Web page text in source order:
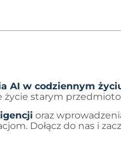
AI w codziennym
życie starym
oraz
Dołącz do nas i